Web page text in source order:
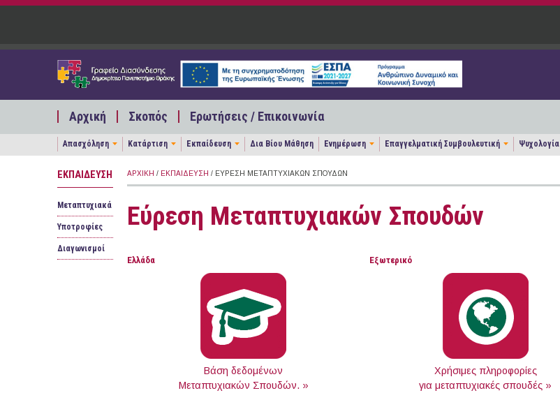
Παράκαμψη προς το κυρίως περιεχόμενο
Αρχική Σκοπός Ερωτήσεις / Επικοινωνία
Απασχόληση Κατάρτιση Εκπαίδευση Δια Βίου Μάθηση Ενημέρωση Επαγγελματική Συμβουλευτική Ψυχολογία
ΕΚΠΑΊΔΕΥΣΗ
Μεταπτυχιακά
Υποτροφίες
Διαγωνισμοί
ΑΡΧΙΚΉ / ΕΚΠΑΊΔΕΥΣΗ / ΕΎΡΕΣΗ ΜΕΤΑΠΤΥΧΙΑΚΏΝ ΣΠΟΥΔΏΝ
Εύρεση Μεταπτυχιακών Σπουδών
Ελλάδα
Βάση δεδομένων
Μεταπτυχιακών Σπουδών. »
Εξωτερικό
Χρήσιμες πληροφορίες
για μεταπτυχιακές σπουδές »